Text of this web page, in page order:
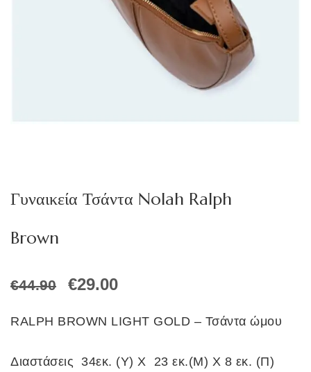
Γυναικεία Τσάντα Nolah Ralph
Brown
€44.90
Original
was:
€29.00Η
τιμή
€29.00.
RALPH BROWN LIGHT GOLD – Τσάντα ώμου
Διαστάσεις 34εκ. (Υ) Χ 23 εκ.(Μ) Χ 8 εκ. (Π)